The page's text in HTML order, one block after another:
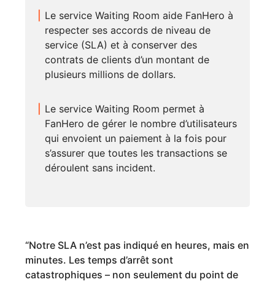
Le service Waiting Room aide FanHero à
respecter ses accords de niveau de
service (SLA) et à conserver des
contrats de clients d’un montant de
plusieurs millions de dollars.
Le service Waiting Room permet à
FanHero de gérer le nombre d’utilisateurs
qui envoient un paiement à la fois pour
s’assurer que toutes les transactions se
déroulent sans incident.
“Notre SLA n’est pas indiqué en heures, mais en
minutes. Les temps d’arrêt sont
catastrophiques – non seulement du point de